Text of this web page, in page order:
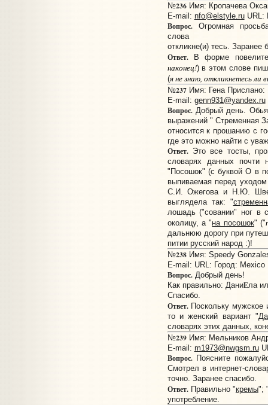
№236Имя: Кропачева
E-mail: nfo@elstyle.ruURL:
Вопрос.Огромная
слова
откликне(и) тесь. Заранее
Ответ.В форме
наконец!) в этом слове
(я не знаю, откликнетесь ли
№237Имя: Гена Прислано:
E-mail: genn931@yandex.ru
Вопрос.Добрый день.
выражений " Стременная
относится к прошанию с
где это можно найти с
Ответ.Это все тосты,
словарях данных почти
"Посошок" (с буквой О в
выпиваемая перед
С.И. Ожегова и Н.Ю.
выглядела так: "
лошадь ("совании" ног в
околицу, а "на посошок" ("
дальнюю дорогу при
питии русский народ :)!
№238Имя: Speedy
E-mail: URL: Город: Mexico
Вопрос.Добрый день!
Как правильно: ДаниЕла
Спасибо.
Ответ.Поскольку мужское
то и женский вариант "
словарях этих данных,
№239Имя: Мельников
E-mail: m1973@nwgsm.ru
Вопрос.Поясните
Смотрел в интернет-
точно. Заранее спасибо.
Ответ.Правильно "кремы";
употребление.